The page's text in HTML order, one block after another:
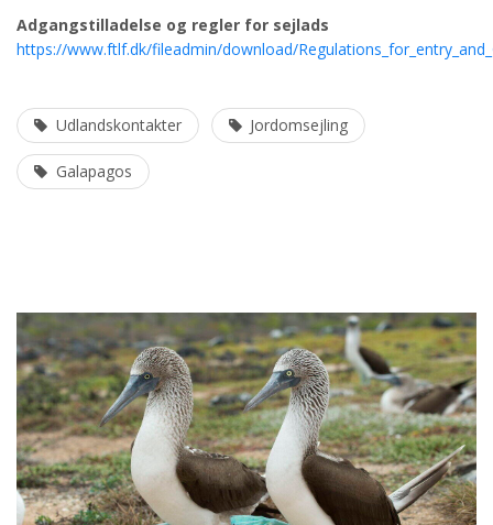
Adgangstilladelse og regler for sejlads
https://www.ftlf.dk/fileadmin/download/
Udlandskontakter Jordomsejling
Galapagos